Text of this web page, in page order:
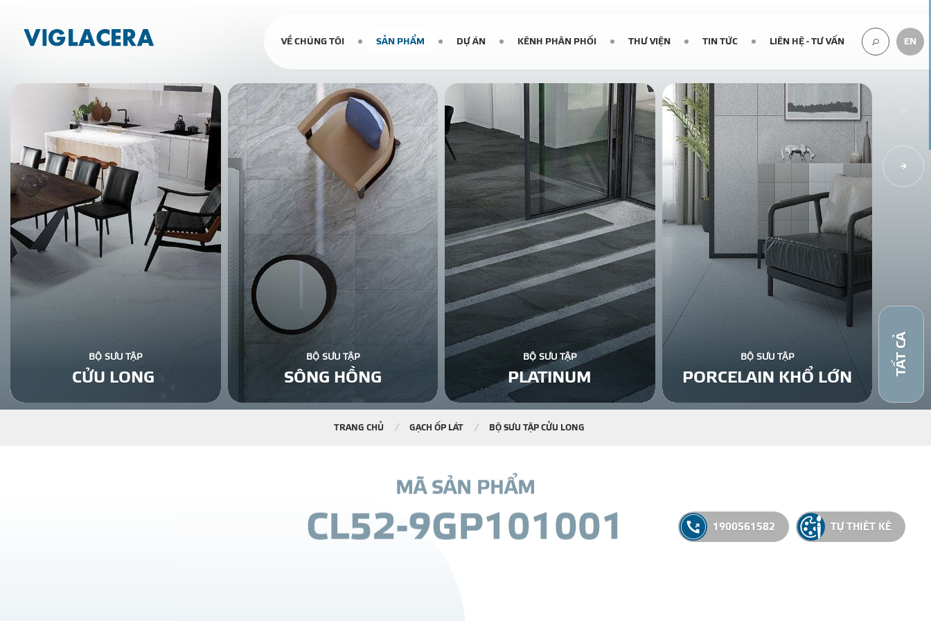
VỀ CHÚNG TÔI SẢN PHẨM DỰ ÁN KÊNH PHÂN PHỐI THƯ VIỆN TIN TỨC LIÊN HỆ - TƯ VẤN EN
1900561582 TỰ THIẾT KẾ
BỘ SƯU TẬP
CỬU LONG
BỘ SƯU TẬP
SÔNG HỒNG
BỘ SƯU TẬP
PLATINUM
BỘ SƯU TẬP
PORCELAIN KHỔ LỚN
TẤT CẢ
TRANG CHỦ GẠCH ỐP LÁT BỘ SƯU TẬP CỬU LONG
MÃ SẢN PHẨM
CL52-9GP1 01 001